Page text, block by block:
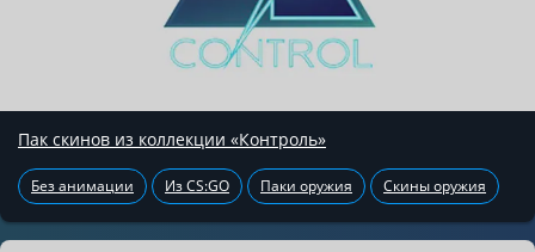
Пак скинов из коллекции «Контроль»
Без анимации Из CS:GO Паки оружия Скины оружия